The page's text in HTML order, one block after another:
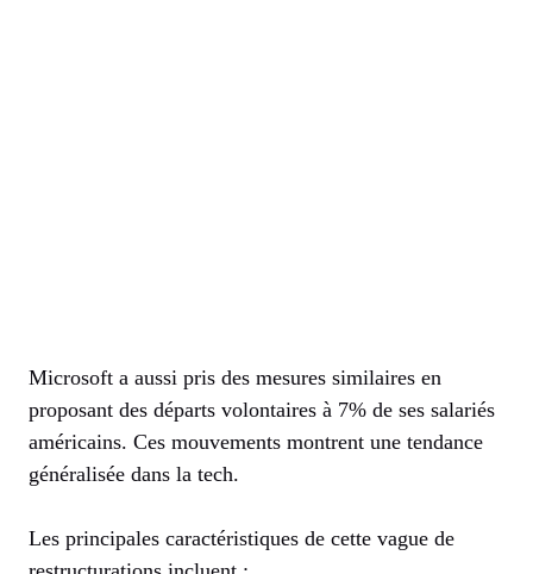
Microsoft a aussi pris des mesures similaires en
proposant des départs volontaires à 7% de ses salariés
américains. Ces mouvements montrent une tendance
généralisée dans la tech.
Les principales caractéristiques de cette vague de